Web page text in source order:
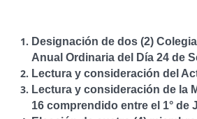
Designación de dos (2)
Anual Ordinaria del Día 24 de
Lectura y consideración del
Lectura y consideración de la
16 comprendido entre el 1° de